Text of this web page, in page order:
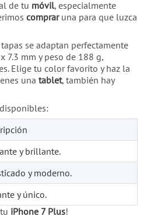
de tu móvil, especialmente
compraruna para que luzca
se adaptan perfectamente
7.3 mm y peso de 188 g,
Elige tu color favorito y haz la
una tablet, también hay
y brillante.
y moderno.
y único.
iPhone 7 Plus!